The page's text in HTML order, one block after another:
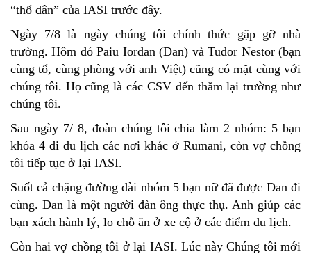
“thổ dân” của IASI trước đây.
Ngày 7/8 là ngày chúng tôi chính thức gặp gỡ nhà
trường. Hôm đó Paiu Iordan (Dan) và Tudor Nestor (bạn
cùng tổ, cùng phòng với anh Việt) cũng có mặt cùng với
chúng tôi. Họ cũng là các CSV đến thăm lại trường như
chúng tôi.
Sau ngày 7/ 8, đoàn chúng tôi chia làm 2 nhóm: 5 bạn
khóa 4 đi du lịch các nơi khác ở Rumani, còn vợ chồng
tôi tiếp tục ở lại IASI.
Suốt cả chặng đường dài nhóm 5 bạn nữ đã được Dan đi
cùng. Dan là một người đàn ông thực thụ. Anh giúp các
bạn xách hành lý, lo chỗ ăn ở xe cộ ở các điểm du lịch.
Còn hai vợ chồng tôi ở lại IASI. Lúc này Chúng tôi mới